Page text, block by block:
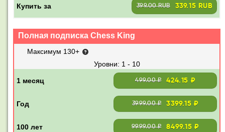
Купить за 399.00 RUB 339.15 RUB
Полная подписка Chess King
Максимум 130+
1 - 10
499.00 ₽ 424.15 ₽
3999.00 ₽ 3399.15 ₽
9999.00 ₽ 8499.15 ₽